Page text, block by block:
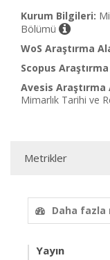
Kurum Bilgileri:
Bölümü
WoS Araştırma
Scopus
Avesis Araştırma
Mimarlık Tarihi ve
Metrikler
Daha
Yayın